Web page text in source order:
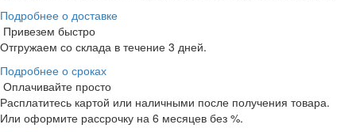
Подробнее о доставке
Привезем быстро
Отгружаем со склада в течение 3 дней.
Подробнее о сроках
Оплачивайте просто
Расплатитесь картой или наличными после получения товара.
Или оформите рассрочку на 6 месяцев без %.